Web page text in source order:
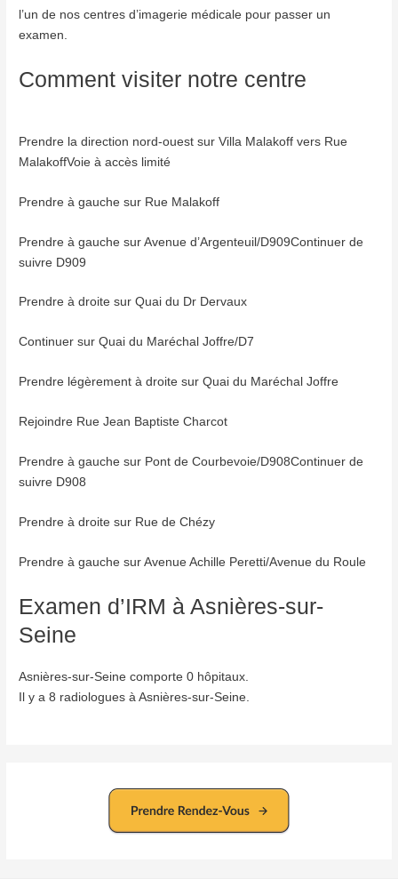
l’un de nos centres d’imagerie médicale pour passer un
examen.
Comment visiter notre centre
Prendre la direction nord-ouest sur Villa Malakoff vers Rue
MalakoffVoie à accès limité
Prendre à gauche sur Rue Malakoff
Prendre à gauche sur Avenue d’Argenteuil/D909Continuer de
suivre D909
Prendre à droite sur Quai du Dr Dervaux
Continuer sur Quai du Maréchal Joffre/D7
Prendre légèrement à droite sur Quai du Maréchal Joffre
Rejoindre Rue Jean Baptiste Charcot
Prendre à gauche sur Pont de Courbevoie/D908Continuer de
suivre D908
Prendre à droite sur Rue de Chézy
Prendre à gauche sur Avenue Achille Peretti/Avenue du Roule
Examen d’IRM à Asnières-sur-
Seine
Asnières-sur-Seine comporte 0 hôpitaux.
Il y a 8 radiologues à Asnières-sur-Seine.